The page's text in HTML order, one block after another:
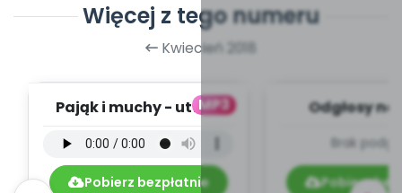
Więcej z tego numeru
Kwiecień 2018
MP3
Pająk i muchy - utwór
mp3)
Pobierz bezpłatnie
Odgłosy na
Brak
Pobierz